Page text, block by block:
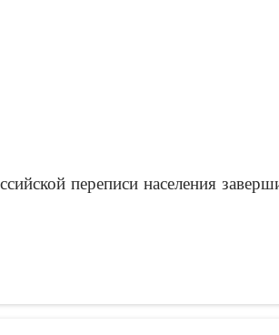
переписи населения